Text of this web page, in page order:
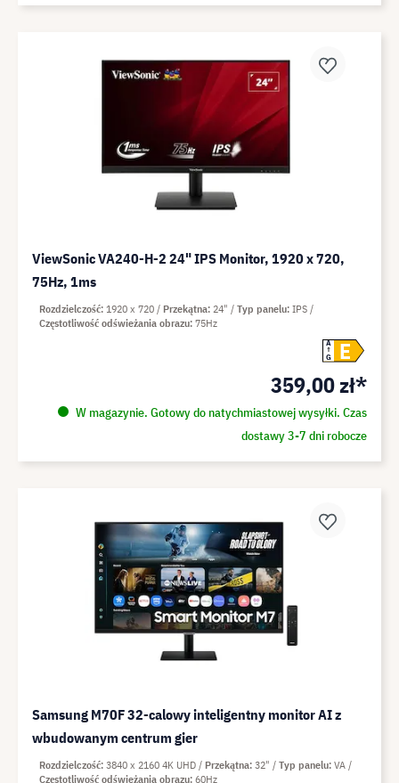
ViewSonic VA240-H-2 24" IPS Monitor, 1920 x 720,
75Hz, 1ms
A
G
E
359,00 zł*
W magazynie. Gotowy do natychmiastowej wysyłki. Czas
dostawy 3-7 dni robocze
Rozdzielczość 1920 x 720 Przekątna 24" Typ panelu IPS
Częstotliwość odświeżania obrazu 75Hz
Samsung M70F 32-calowy inteligentny monitor AI z
wbudowanym centrum gier
Rozdzielczość 3840 x 2160 4K UHD Przekątna 32" Typ panelu VA
Częstotliwość odświeżania obrazu 60Hz